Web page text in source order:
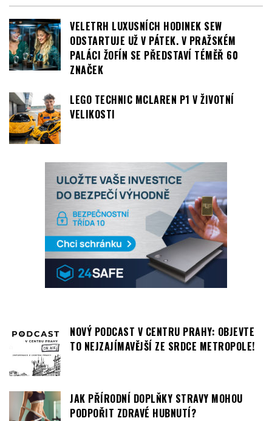
VELETRH LUXUSNÍCH HODINEK SEW
ODSTARTUJE UŽ V PÁTEK. V PRAŽSKÉM
PALÁCI ŽOFÍN SE PŘEDSTAVÍ TÉMĚŘ 60
ZNAČEK
LEGO TECHNIC MCLAREN P1 V ŽIVOTNÍ
VELIKOSTI
NOVÝ PODCAST V CENTRU PRAHY: OBJEVTE
TO NEJZAJÍMAVĚJŠÍ ZE SRDCE METROPOLE!
JAK PŘÍRODNÍ DOPLŇKY STRAVY MOHOU
PODPOŘIT ZDRAVÉ HUBNUTÍ?